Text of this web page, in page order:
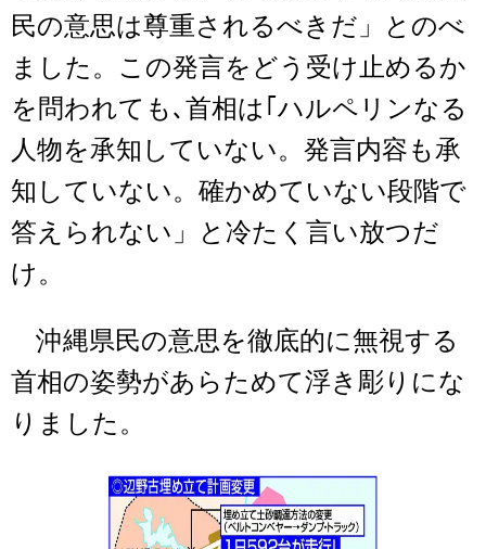
民の意思は尊重されるべきだ」とのべ
ました。この発言をどう受け止めるか
を問われても､首相は｢ハルペリンなる
人物を承知していない。発言内容も承
知していない。確かめていない段階で
答えられない」と冷たく言い放つだ
け。
沖縄県民の意思を徹底的に無視する
首相の姿勢があらためて浮き彫りにな
りました。